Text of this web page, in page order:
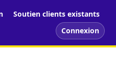
Soutien clients existants
Connexion